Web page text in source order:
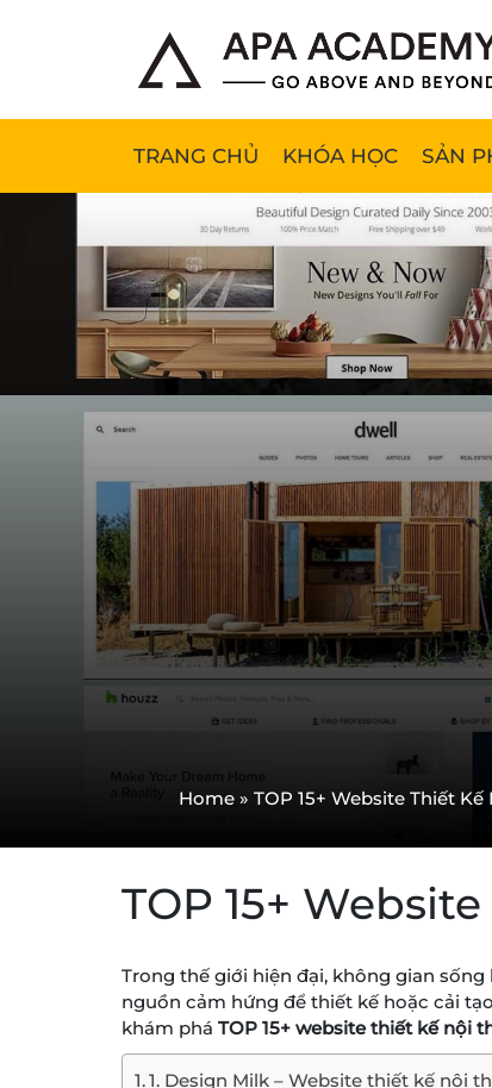
TRANG CHỦ KHÓA HỌC SẢN
Home » TOP 15+ Website Thiết
TOP 15+
Trong thế giới hiện đại, không gian
nguồn cảm hứng để thiết kế hoặc cải
khám phá TOP 15+ website thiết kế nội
1. Design Milk – Website thiết kế nội